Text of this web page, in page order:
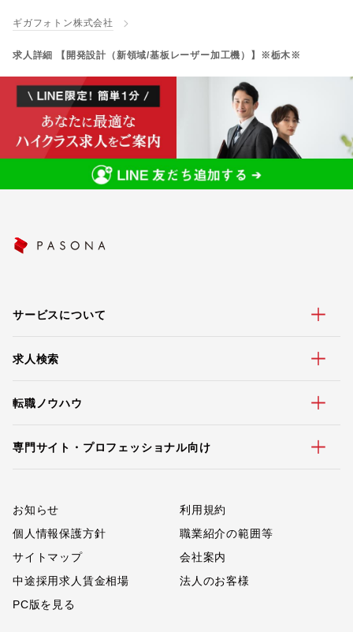
ギガフォトン株式会社
求人詳細 【開発設計（新領域/基板レーザー加工機）】※栃木※
サービスについて
求人検索
転職ノウハウ
専門サイト・プロフェッショナル向け
お知らせ
利用規約
個人情報保護方針
職業紹介の範囲等
サイトマップ
会社案内
中途採用求人賃金相場
法人のお客様
PC版を見る